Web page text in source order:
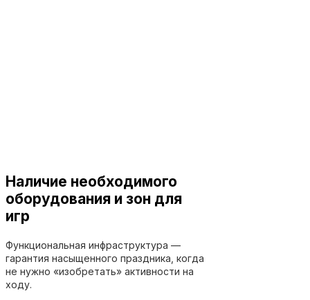
Наличие необходимого
оборудования и зон для
игр
Функциональная инфраструктура —
гарантия насыщенного праздника, когда
не нужно «изобретать» активности на
ходу.